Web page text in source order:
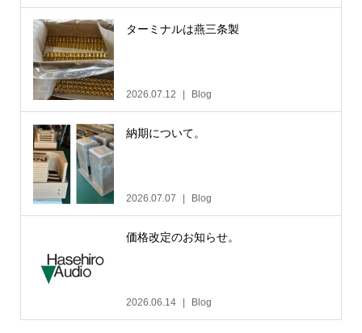
ターミナルは燕三条製
2026.07.12 Blog
納期について。
2026.07.07 Blog
価格改定のお知らせ。
2026.06.14 Blog